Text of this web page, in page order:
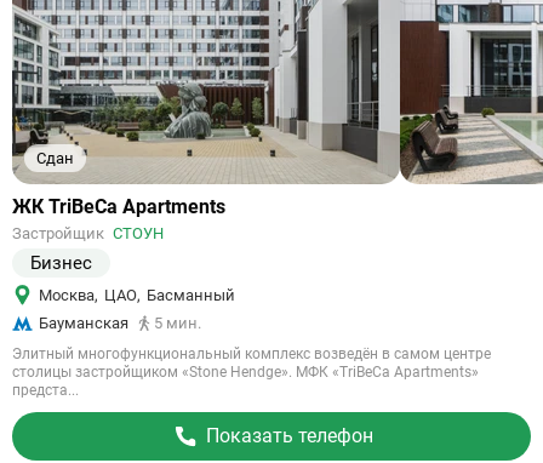
Сдан
Ссылка
объект
ЖК TriBeCa Apartments
Застройщик СТОУН
Бизнес
Москва, ЦАО, Басманный
Бауманская
5 мин.
Элитный многофункциональный комплекс возведён в самом центре
столицы застройщиком «Stone Hendge». МФК «TriBeCa Apartments»
предста...
Показать телефон